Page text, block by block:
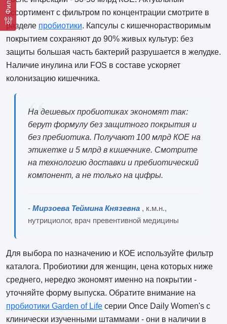
ассортимент с фильтром по концентрации смотрите в
разделе пробиотики. Капсулы с кишечнорастворимым
покрытием сохраняют до 90% живых культур: без
защиты большая часть бактерий разрушается в желудке.
Наличие инулина или FOS в составе ускоряет
колонизацию кишечника.
На дешевых пробиотиках экономят так:
берут формулу без защитного покрытия и
без пребиотика. Получают 100 млрд КОЕ на
этикетке и 5 млрд в кишечнике. Смотрите
на технологию доставки и пребиотический
компонент, а не только на цифры.
- Мирзоева Теймина Князевна , к.м.н.,
нутрициолог, врач превентивной медицины
Для выбора по назначению и КОЕ используйте фильтр
каталога. Пробиотики для женщин, цена которых ниже
среднего, нередко экономят именно на покрытии -
уточняйте форму выпуска. Обратите внимание на
пробиотики Garden of Lifeсерии Once Daily Women's с
клинически изученными штаммами - они в наличии в